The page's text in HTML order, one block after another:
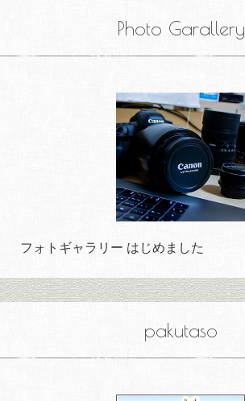
Photo Garallery
フォトギャラリー はじめました
pakutaso